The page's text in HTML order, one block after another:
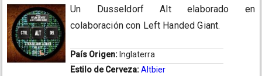
Un Dusseldorf Alt elaborado en
colaboración con Left Handed Giant.
País Origen: Inglaterra
Estilo de Cerveza:Altbier